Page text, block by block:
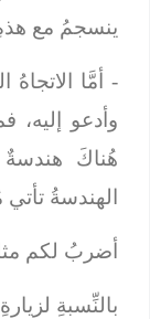
ينسجمُ مع هذهِ
- أمَّا الاتجاهُ
وأدعو إليه،
هُناكَ هندسةٌ
الهندسةُ
أضربُ لكم
بالنِّسبةِ